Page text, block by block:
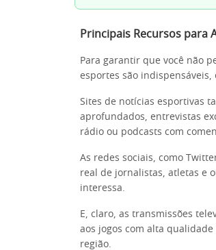
Principais Recursos para
Para garantir que você não
esportes são
Sites de notícias esportivas
aprofundados, entrevistas
rádio ou podcasts com
As redes sociais, como
real de jornalistas, atletas e
interessa.
E, claro, as transmissões
aos jogos com alta
região.